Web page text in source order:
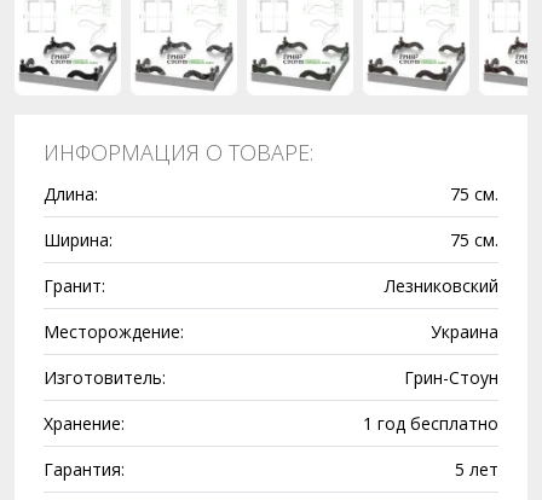
ИНФОРМАЦИЯ О ТОВАРЕ:
Длина:
75 см.
Ширина:
75 см.
Гранит:
Лезниковский
Месторождение:
Украина
Изготовитель:
Грин-Стоун
Хранение:
1 год бесплатно
Гарантия:
5 лет